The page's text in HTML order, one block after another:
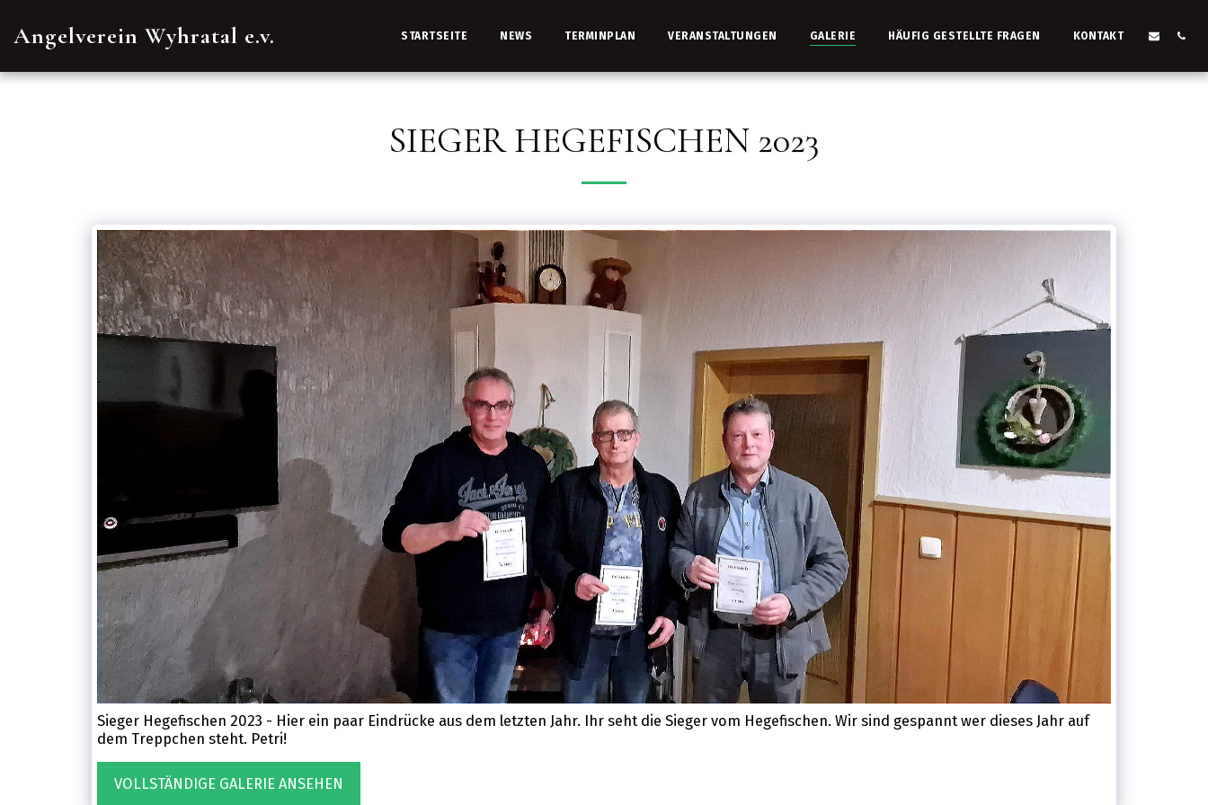
Angelverein Wyhratal e.v. STARTSEITE NEWS TERMINPLAN VERANSTALTUNGEN GALERIE HÄUFIG GESTELLTE FRAGEN KONTAKT
SIEGER HEGEFISCHEN 2023
Sieger Hegefischen 2023 - Hier ein paar Eindrücke aus dem letzten Jahr. Ihr seht die Sieger vom Hegefischen. Wir sind gespannt wer dieses Jahr auf
dem Treppchen steht. Petri!
VOLLSTÄNDIGE GALERIE ANSEHEN